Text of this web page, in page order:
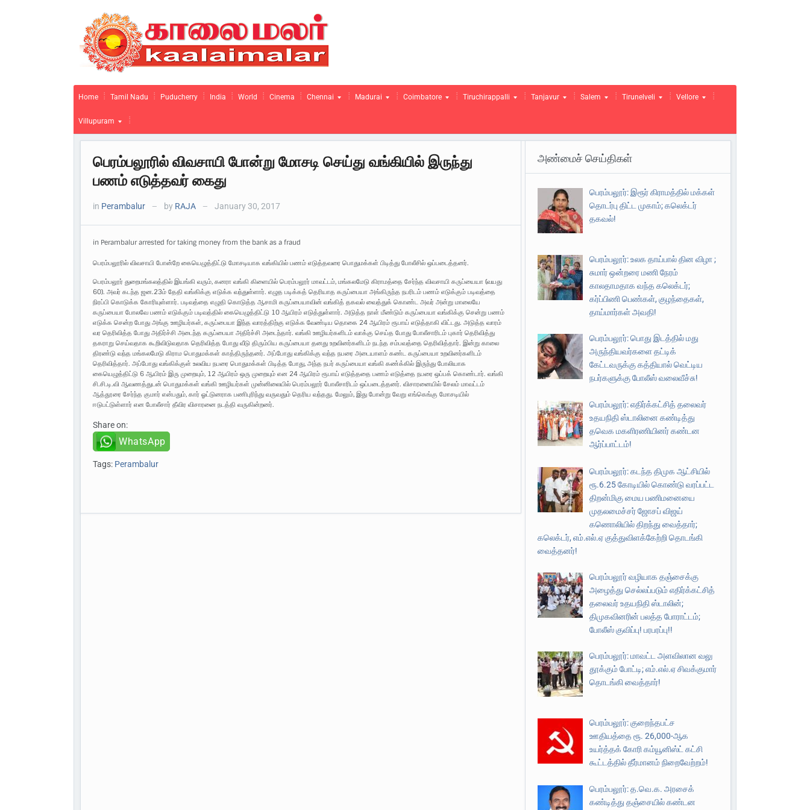
Home Tamil Nadu Puducherry India World Cinema Chennai Madurai Coimbatore Tiruchirappalli Tanjavur Salem Tirunelveli Vellore
Villupuram
பெரம்பலூரில் விவசாயி போன்று மோசடி செய்து வங்கியில் இருந்து
பணம் எடுத்தவர் கைது
in Perambalur — by RAJA — January 30, 2017
in Perambalur arrested for taking money from the bank as a fraud
பெரம்பலூரில் விவசாயி போன்றே கையெழுத்திட்டு மோசடியாக வங்கியில் பணம் எடுத்தவரை பொதுமக்கள் பிடித்து போலீசில் ஒப்படைத்தனர்.
பெரம்பலூர் துறைமங்கலத்தில் இயங்கி வரும், கனரா வங்கி கிளையில் பெரம்பலூர் மாவட்டம், மங்கலமேடு கிராமத்தை சேர்ந்த விவசாயி கருப்யையா (வயது
60). அவர் கடந்த ஜன.23ம் தேதி வங்கிக்கு எடுக்க வந்துள்ளார். எழுத படிக்கத் தெரியாத கருப்பையா அங்கிருந்த நபரிடம் பணம் எடுக்கும் படிவத்தை
நிரப்பி கொடுக்க கோரியுள்ளார். படிவத்தை எழுதி கொடுத்த ஆசாமி கருப்பையாவின் வங்கித் தகவல் வைத்துக் கொண்ட அவர் அன்று மாலையே
கருப்பையா போலவே பணம் எடுக்கும் படிவத்தில் கையெழுத்திட்டு 10 ஆயிரம் எடுத்துள்ளார். அடுத்த நாள் மீண்டும் கருப்பையா வங்கிக்கு சென்று பணம்
எடுக்க சென்ற போது அங்கு ஊழியர்கள், கருப்பையா இந்த வாரத்திற்கு எடுக்க வேண்டிய தொகை 24 ஆயிரம் ரூபாய் எடுத்தாகி விட்டது. அடுத்த வாரம்
வர தெரிவித்த போது அதிர்ச்சி அடைந்த கருப்பையா அதிர்ச்சி அடைந்தார். வங்கி ஊழியர்களிடம் வாக்கு செய்த போது போலீசாரிடம் புகார் தெரிவித்து
தகராறு செய்வதாக கூறிவிடுவதாக தெரிவித்த போது வீடு திரும்பிய கருப்பையா தனது உறவினர்களிடம் நடந்த சம்பவத்தை தெரிவித்தார். இன்று காலை
திரண்டு வந்த மங்கலமேடு கிராம பொதுமக்கள் காத்திருந்தனர். அப்போது வங்கிக்கு வந்த நபரை அடையாளம் கண்ட கருப்பையா உறவினர்களிடம்
தெரிவித்தார். அப்போது வங்கிக்குள் உலவிய நபரை பொதுமக்கள் பிடித்த போது, அந்த நபர் கருப்பையா வங்கி கண்க்கில் இருந்து போலியாக
கையெழுத்திட்டு 6 ஆயிரம் இரு முறையும், 12 ஆயிரம் ஒரு முறையும் என 24 ஆயிரம் ரூபாய் எடுத்ததை பணம் எடுத்தை நபரை ஒப்பக் கொண்டார். வங்கி
சி.சி.டி.வி ஆவணத்துடன் பொதுமக்கள் வங்கி ஊழியர்கள் முன்னிலையில் பெரம்பலூர் போலீசாரிடம் ஒப்படைத்தனர். விசாரனையில் சேலம் மாவட்டம்
ஆத்தூரை சேர்ந்த குமார் என்பதும், கார் ஓட்டுனராக பணிபுரிந்து வருவதும் தெரிய வந்தது. மேலும், இது போன்று வேறு எங்கெங்கு மோசடியில்
ஈடுபட்டுள்ளார் என போலீசார் தீவிர விசாரனை நடத்தி வருகின்றனர்.
Share on:
WhatsApp
Tags: Perambalur
அண்மைச் செய்திகள்
பெரம்பலூர்: இரூர் கிராமத்தில் மக்கள்
தொடர்பு திட்ட முகாம்; கலெக்டர்
தகவல்!
பெரம்பலூர்: உலக தாய்பால் தின விழா ;
சுமார் ஒன்றரை மணி நேரம்
காலதாமதாக வந்த கலெக்டர்;
கர்ப்பிணி பெண்கள், குழந்தைகள்,
தாய்மார்கள் அவதி!
பெரம்பலூர்: பொது இடத்தில் மது
அருந்தியவர்களை தட்டிக்
கேட்டவருக்கு கத்தியால் வெட்டிய
நபர்களுக்கு போலீஸ் வலைவீச்சு!
பெரம்பலூர்: எதிர்க்கட்சித் தலைவர்
உதயநிதி ஸ்டாலினை கண்டித்து
தவெக மகளிரணியினர் கண்டன
ஆர்ப்பாட்டம்!
பெரம்பலூர்: கடந்த திமுக ஆட்சியில்
ரூ.6.25 கோடியில் கொண்டு வரப்பட்ட
திறன்மிகு மைய பணிமனையை
முதலமைச்சர் ஜோசப் விஜய்
கணொலியில் திறந்து வைத்தார்;
கலெக்டர், எம்.எல்.ஏ குத்துவிளக்கேற்றி தொடங்கி
வைத்தனர்!
பெரம்பலூர் வழியாக தஞ்சைக்கு
அழைத்து செல்லப்படும் எதிர்க்கட்சித்
தலைவர் உதயநிதி ஸ்டாலின்;
திமுகவினரின் பலத்த போராட்டம்;
போலீஸ் குவிப்பு! பரபரப்பு!!
பெரம்பலூர்: மாவட்ட அளவிலான வலு
தூக்கும் போட்டி; எம்.எல்.ஏ சிவக்குமார்
தொடங்கி வைத்தார்!
பெரம்பலூர்: குறைந்தபட்ச
ஊதியத்தை ரூ. 26,000-ஆக
உயர்த்தக் கோரி கம்யூனிஸ்ட் கட்சி
கூட்டத்தில் தீர்மானம் நிறைவேற்றம்!
பெரம்பலூர்: த.வெ.க. அரசைக்
கண்டித்து தஞ்சையில் கண்டன